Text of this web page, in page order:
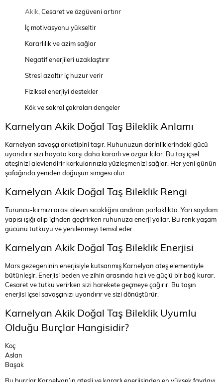
Akik, Cesaret ve özgüveni artırır
İç motivasyonu yükseltir
Kararlılık ve azim sağlar
Negatif enerjileri uzaklaştırır
Stresi azaltır iç huzur verir
Fiziksel enerjiyi destekler
Kök ve sakral çakraları dengeler
Karnelyan Akik Doğal Taş Bileklik Anlamı
Karnelyan savaşçı arketipini taşır. Ruhunuzun derinliklerindeki gücü
uyandırır sizi hayata karşı daha kararlı ve özgür kılar. Bu taş içsel
ateşinizi alevlendirir korkularınızla yüzleşmenizi sağlar. Her yeni günün
şafağında yeniden doğuşun simgesi olur.
Karnelyan Akik Doğal Taş Bileklik Rengi
Turuncu-kırmızı arası alevin sıcaklığını andıran parlaklıkta. Yarı saydam
yapısı ışığı alıp içinden geçirirken ruhunuza enerji yollar. Bu renk yaşam
gücünü tutkuyu ve yenilenmeyi temsil eder.
Karnelyan Akik Doğal Taş Bileklik Enerjisi
Mars gezegeninin enerjisiyle kutsanmış Karnelyan ateş elementiyle
bütünleşir. Enerjisi beden ve zihin arasında hızlı ve güçlü bir bağ kurar.
Cesaret ve tutku verirken sizi harekete geçmeye çağırır. Bu taşın
enerjisi içsel savaşçınızı uyandırır ve sizi dönüştürür.
Karnelyan Akik Doğal Taş Bileklik Uyumlu
Olduğu Burçlar Hangisidir?
Koç
Aslan
Başak